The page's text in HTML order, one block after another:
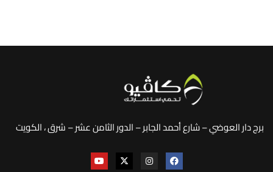
برج دار العوضي – شارع أحمد الجابر – الدور الثامن عشر – شرق ، الكويت